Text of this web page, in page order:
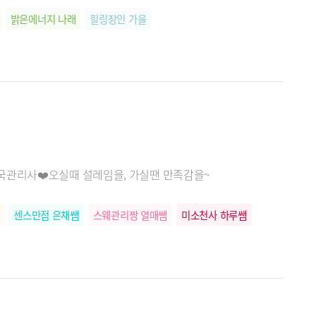
밝은에너지 나래 힐링장인 가을
리사❤️오실때 설레임을, 가실땐 만족감을~
센스만점 은채쌤 스웨관리짱 열매쌤 미소천사 하루쌤